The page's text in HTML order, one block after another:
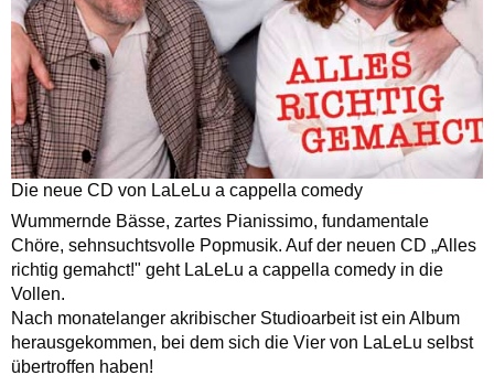
Die neue CD von LaLeLu a cappella comedy
Wummernde Bässe, zartes Pianissimo, fundamentale
Chöre, sehnsuchtsvolle Popmusik. Auf der neuen CD „Alles
richtig gemahct!" geht LaLeLu a cappella comedy in die
Vollen.
Nach monatelanger akribischer Studioarbeit ist ein Album
herausgekommen, bei dem sich die Vier von LaLeLu selbst
übertroffen haben!